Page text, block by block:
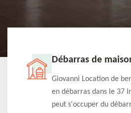
Débarras de
Giovanni Location de
en débarras dans le 37
peut s'occuper du